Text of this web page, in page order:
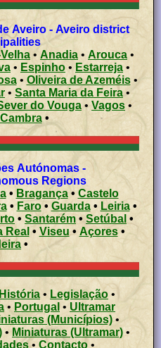
Aveiro - Aveiro district
• Anadia • Arouca •
• Espinho • Estarreja •
• Oliveira de Azeméis•
• Santa Maria da Feira•
do Vouga • Vagos •
•
-
Regions
• Bragança•Castelo
•Faro• Guarda• Leiria•
• Santarém • Setúbal •
Real • Viseu• Açores •
•
História • Legislação •
• Portugal • Ultramar
(Municípios)•
•Miniaturas (Ultramar) •
• Contacto •